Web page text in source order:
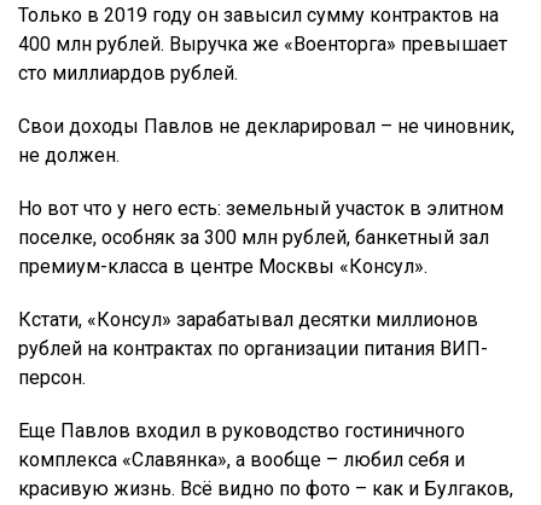
Только в 2019 году он завысил сумму контрактов на
400 млн рублей. Выручка же «Военторга» превышает
сто миллиардов рублей.
Свои доходы Павлов не декларировал – не чиновник,
не должен.
Но вот что у него есть: земельный участок в элитном
поселке, особняк за 300 млн рублей, банкетный зал
премиум-класса в центре Москвы «Консул».
Кстати, «Консул» зарабатывал десятки миллионов
рублей на контрактах по организации питания ВИП-
персон.
Еще Павлов входил в руководство гостиничного
комплекса «Славянка», а вообще – любил себя и
красивую жизнь. Всё видно по фото – как и Булгаков,